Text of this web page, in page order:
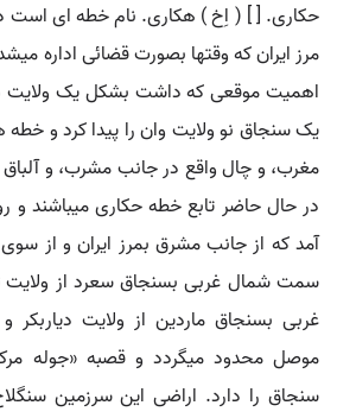
حکاری. [ ] ( اِخ ) هکاری. نام خطه ای است
مرز ایران که وقتها بصورت قضائی اداره
اهمیت موقعی که داشت بشکل یک ولایت
یک سنجاق نو ولایت وان را پیدا کرد و
مغرب، و چال واقع در جانب مشرب، و
در حال حاضر تابع خطه حکاری میباشند و
آمد که از جانب مشرق بمرز ایران و از
سمت شمال غربی بسنجاق سعرد از
غربی بسنجاق ماردین از ولایت
موصل محدود میگردد و قصبه «جوله
سنجاق را دارد. اراضی این سرزمین